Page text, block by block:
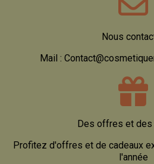
Nous
Mail :
Des offres et des
Profitez d'offres et de cadeaux
l'année